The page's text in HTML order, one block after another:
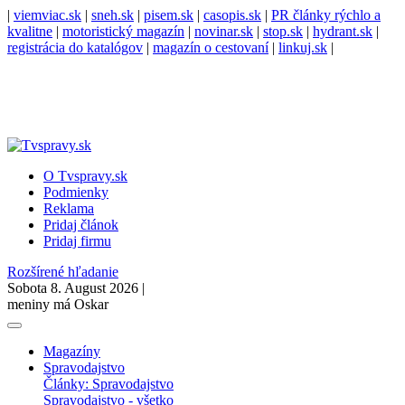
| viemviac.sk | sneh.sk | pisem.sk | casopis.sk | PR články rýchlo a
kvalitne | motoristický magazín | novinar.sk | stop.sk | hydrant.sk |
registrácia do katalógov | magazín o cestovaní| linkuj.sk |
O Tvspravy.sk
Podmienky
Reklama
Pridaj článok
Pridaj firmu
Rozšírené hľadanie
Sobota 8. August 2026 |
meniny má Oskar
Magazíny
Spravodajstvo
Články: Spravodajstvo
Spravodajstvo - všetko